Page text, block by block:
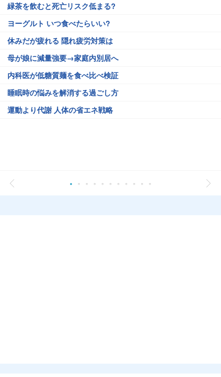
緑茶を飲むと死亡リスク低まる?
ヨーグルト いつ食べたらいい?
休みだが疲れる 隠れ疲労対策は
母が娘に減量強要→家庭内別居へ
内科医が低糖質麺を食べ比べ検証
睡眠時の悩みを解消する過ごし方
運動より代謝 人体の省エネ戦略